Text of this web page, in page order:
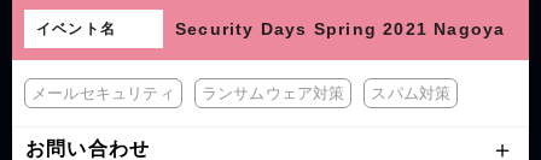
イベント名 Security Days Spring 2021 Nagoya
メールセキュリティ ランサムウェア対策 スパム対策
お問い合わせ